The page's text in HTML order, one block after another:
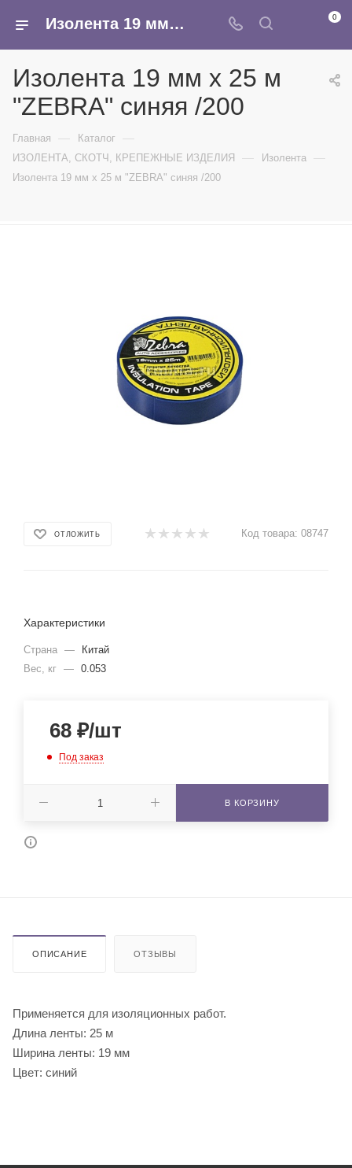
Изолента 19 мм х 25 м "ZEBRA" синяя /200 - купить в интернет-магазине Армина 0
Изолента 19 мм х 25 м
"ZEBRA" синяя /200
Главная — Каталог —
ИЗОЛЕНТА, СКОТЧ, КРЕПЕЖНЫЕ ИЗДЕЛИЯ — Изолента —
Изолента 19 мм х 25 м "ZEBRA" синяя /200
ОТЛОЖИТЬ Код товара: 08747
Характеристики
Страна —
Китай
Вес, кг — 0.053
68 ₽/шт
Под заказ
В КОРЗИНУ
ОПИСАНИЕ ОТЗЫВЫ
Применяется для изоляционных работ.
Длина ленты: 25 м
Ширина ленты: 19 мм
Цвет: синий